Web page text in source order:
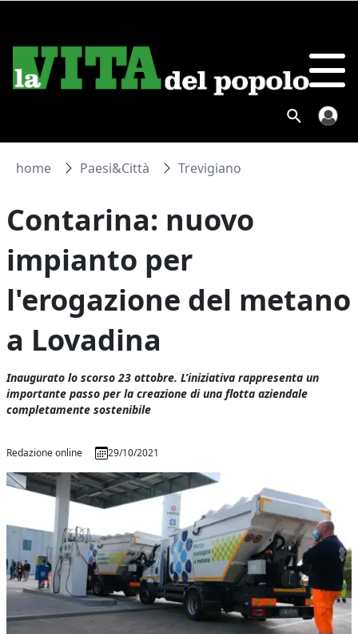
home Paesi&Città Trevigiano
Contarina: nuovo
impianto per
l'erogazione del metano
a Lovadina
Inaugurato lo scorso 23 ottobre. L’iniziativa rappresenta un
importante passo per la creazione di una flotta aziendale
completamente sostenibile
Redazione online 29/10/2021